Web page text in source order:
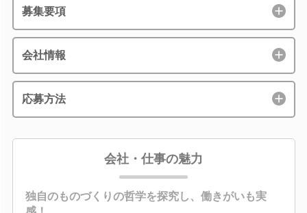
募集要項
会社情報
応募方法
会社・仕事の魅力
独自のものづくりの哲学を探究し、働きがいも実